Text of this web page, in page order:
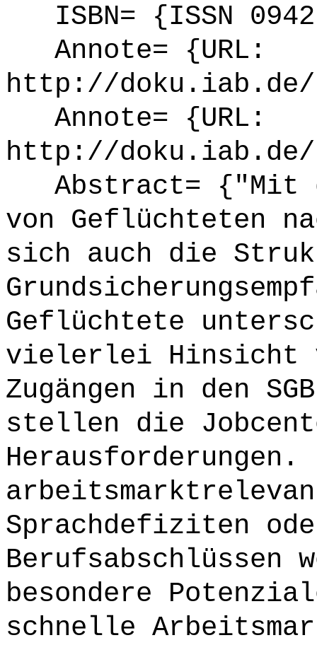
ISBN= {ISSN
Annote= {URL:
http://doku.iab.de/
Annote= {URL:
http://doku.iab.de/
Abstract= {"Mit
von Geflüchteten
sich auch die
Geflüchtete
vielerlei Hinsicht
Zugängen in den
stellen die
Herausforderungen.
Sprachdefiziten
Berufsabschlüssen
besondere
schnelle